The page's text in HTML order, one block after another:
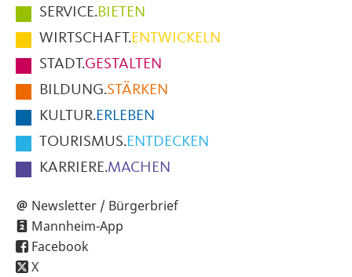
Hauptmenüpunkte
im
Fußbereich
der
Seite
SERVICE.BIETEN
WIRTSCHAFT.ENTWICKELN
STADT.GESTALTEN
BILDUNG.STÄRKEN
KULTUR.ERLEBEN
TOURISMUS.ENTDECKEN
KARRIERE.MACHEN
Newsletter / Bürgerbrief
Mannheim-App
Facebook
X